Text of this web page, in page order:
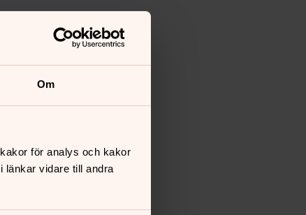
Om
för analys och kakor
länkar vidare till andra